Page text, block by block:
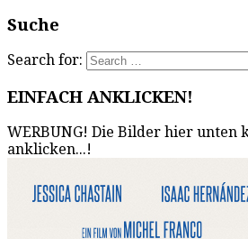
Suche
Search for:
EINFACH ANKLICKEN!
WERBUNG! Die Bilder hier unten
anklicken...!